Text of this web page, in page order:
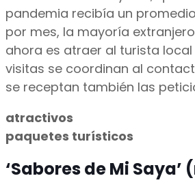
pandemia recibía un
por mes, la mayoría
ahora es atraer al turista local
visitas se coordinan al
se receptan también las
atractivos
paquetes turísticos
‘Sabores de Mi